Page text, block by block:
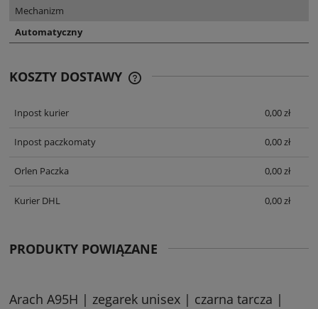
Mechanizm
Automatyczny
KOSZTY DOSTAWY
Inpost kurier
0,00 zł
Inpost paczkomaty 0,00 zł
Orlen Paczka 0,00 zł
Kurier DHL 0,00 zł
PRODUKTY POWIĄZANE
Arach A95H | zegarek unisex | czarna tarcza |